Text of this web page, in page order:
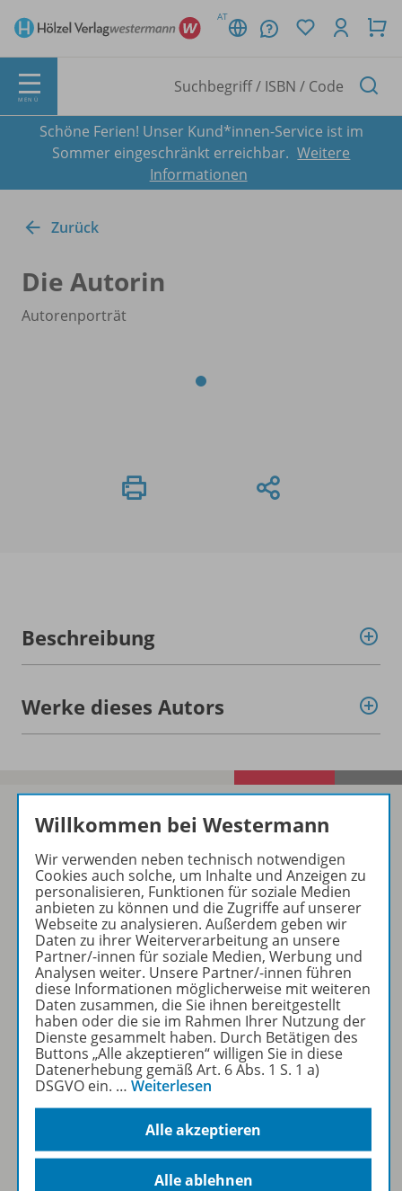
AT
MENÜ
Schöne Ferien! Unser Kund*innen-Service ist im
Sommer eingeschränkt erreichbar. Weitere
Informationen
Zurück
Die Autorin
Autorenporträt
Beschreibung
Werke dieses Autors
Sofort profitieren
Zum Newsletter anmelden
Folgen Sie uns auf Social Media
Westermann Österreich
Willkommen bei Westermann
Wir verwenden neben technisch notwendigen
Cookies auch solche, um Inhalte und Anzeigen zu
personalisieren, Funktionen für soziale Medien
anbieten zu können und die Zugriffe auf unserer
Webseite zu analysieren. Außerdem geben wir
Daten zu ihrer Weiterverarbeitung an unsere
Partner/-innen für soziale Medien, Werbung und
Analysen weiter. Unsere Partner/-innen führen
diese Informationen möglicherweise mit weiteren
Daten zusammen, die Sie ihnen bereitgestellt
haben oder die sie im Rahmen Ihrer Nutzung der
Dienste gesammelt haben. Durch Betätigen des
Buttons „Alle akzeptieren“ willigen Sie in diese
Datenerhebung gemäß Art. 6 Abs. 1 S. 1 a)
DSGVO ein. … Weiterlesen
Alle akzeptieren
Alle ablehnen